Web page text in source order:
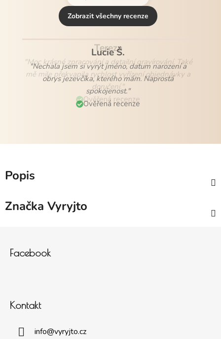
Zobrazit všechny recenze
Lucie Š.
"Nechala jsem si vyrýt jméno, datum narození a
obrys jezevčíka, kterého mám. Naprostá
spokojenost."
Ověřená recenze
Popis
Značka Vyryjto
Facebook
Kontakt
info@vyryjto.cz